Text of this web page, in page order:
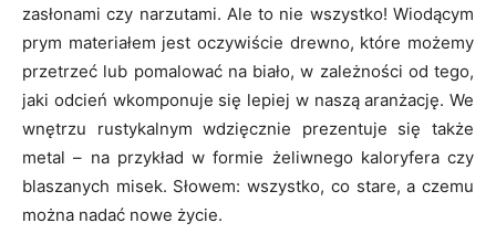
zasłonami czy narzutami. Ale to nie wszystko! Wiodącym
prym materiałem jest oczywiście drewno, które możemy
przetrzeć lub pomalować na biało, w zależności od tego,
jaki odcień wkomponuje się lepiej w naszą aranżację. We
wnętrzu rustykalnym wdzięcznie prezentuje się także
metal – na przykład w formie żeliwnego kaloryfera czy
blaszanych misek. Słowem: wszystko, co stare, a czemu
można nadać nowe życie.